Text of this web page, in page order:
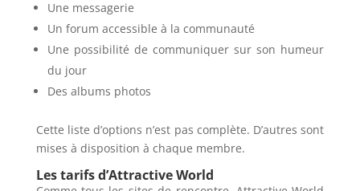
Une messagerie
Un forum accessible à la communauté
Une possibilité de communiquer sur son humeur
du jour
Des albums photos
Cette liste d’options n’est pas complète. D’autres sont
mises à disposition à chaque membre.
Les tarifs d’Attractive World